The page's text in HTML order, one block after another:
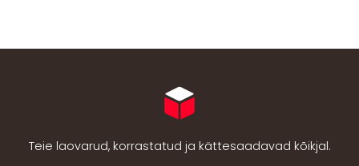
Teie laovarud, korrastatud ja kättesaadavad kõikjal.